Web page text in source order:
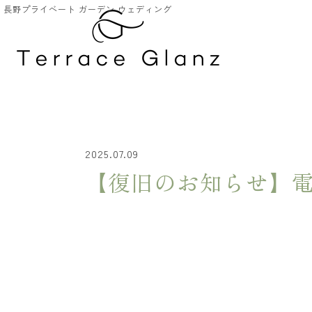
長野プライベート ガーデン ウェディング
2025.07.09
【復旧のお知らせ